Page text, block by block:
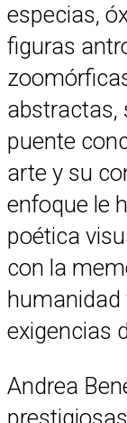
especias,
figuras
abstractas,
puente
arte y su
enfoque le
poética
con la
humanidad
exigencias
Andrea